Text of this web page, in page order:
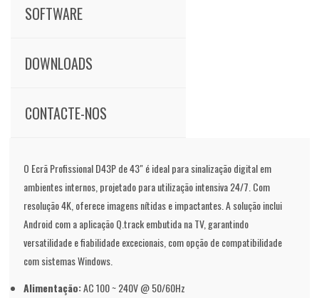
SOFTWARE
DOWNLOADS
CONTACTE-NOS
O Ecrã Profissional D43P de 43" é ideal para sinalização digital em
ambientes internos, projetado para utilização intensiva 24/7. Com
resolução 4K, oferece imagens nítidas e impactantes. A solução inclui
Android com a aplicação Q.track embutida na TV, garantindo
versatilidade e fiabilidade excecionais, com opção de compatibilidade
com sistemas Windows.
Alimentação:AC 100 ~ 240V @ 50/60Hz